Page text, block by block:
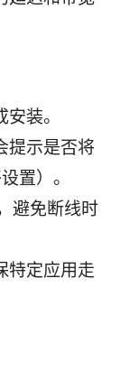
装。
提示是否将
置）。
避免断线时
特定应用走